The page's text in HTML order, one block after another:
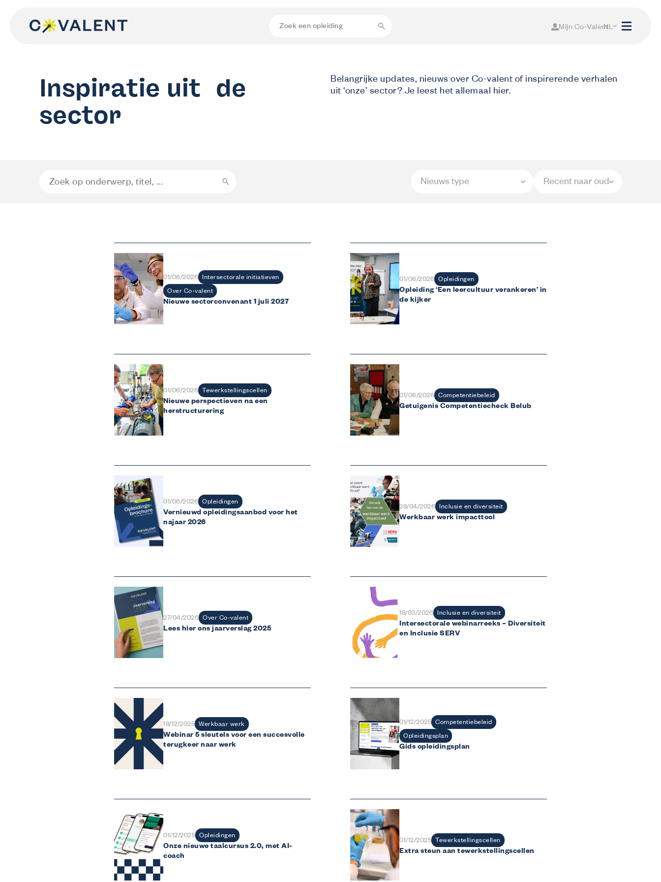
Mijn Co-ValentNL
Ik ben werkzoekende of student
Financiële tegemoetkoming vanuit Co-valent
Laat Co-valent je opleidingsinitiatieven subsidiëren.
Advies
Info over thema’s zoals de Competentiecheck, diversiteit …
Inspiratie uit de sector
Inspiratie uit de
sector
Belangrijke updates, nieuws over Co-valent of inspirerende verhalen
uit ‘onze’ sector? Je leest het allemaal hier.
Nieuwe sectorconvenant 1 juli 2027
01/06/2026
Intersectorale initiatieven
Over Co-valent
Opleiding ‘Een leercultuur verankeren’ in
de kijker
01/06/2026 Opleidingen
Nieuwe perspectieven na een
herstructurering
01/06/2026 Tewerkstellingscellen
Getuigenis Competentiecheck Belub
01/06/2026 Competentiebeleid
Vernieuwd opleidingsaanbod voor het
najaar 2026
01/06/2026 Opleidingen
Werkbaar werk impacttool
28/04/2026 Inclusie en diversiteit
Lees hier ons jaarverslag 2025
27/04/2026 Over Co-valent
Intersectorale webinarreeks – Diversiteit
en Inclusie SERV
18/03/2026 Inclusie en diversiteit
Webinar 5 sleutels voor een succesvolle
terugkeer naar werk
18/12/2025 Werkbaar werk
Gids opleidingsplan
01/12/2025 Competentiebeleid
Opleidingsplan
Onze nieuwe taalcursus 2.0, met AI-
coach
01/12/2025 Opleidingen
Extra steun aan tewerkstellingscellen
01/12/2025 Tewerkstellingscellen